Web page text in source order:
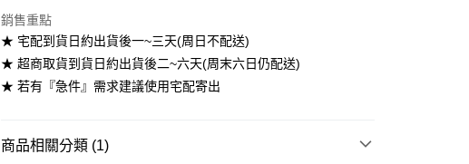
付款後全家取貨
每筆NT$60
7-11取貨付款
付款後7-11取貨
銷售重點
★ 宅配到貨日約出貨後一~三天(周日不配送)
★ 超商取貨到貨日約出貨後二~六天(周末六日仍配送)
★ 若有『急件』需求建議使用宅配寄出
商品相關分類 (1)